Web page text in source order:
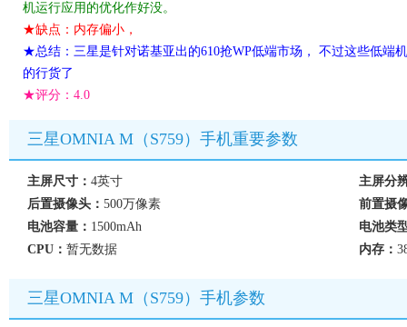
机运行应用的优化作好没。
★缺点：内存偏小，
★总结：三星是针对诺基亚出的610抢WP低端市场， 不过这些低端
的行货了
★评分： 4.0
三星OMNIA M（S759）手机重要参数
主屏尺寸： 4英寸
主屏分
后置摄像头： 500万像素
前置摄
电池容量： 1500mAh
电池类
CPU： 暂无数据 内存：
三星OMNIA M（S759）手机参数